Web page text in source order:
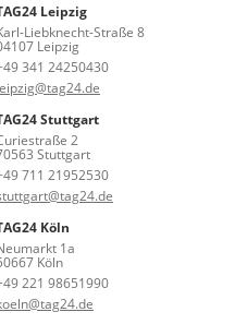
Leipzig
Liebknecht-Straße 8
Leipzig
341 24250430
Stuttgart
2
Stuttgart
711 21952530
Köln
1a
Köln
221 98651990